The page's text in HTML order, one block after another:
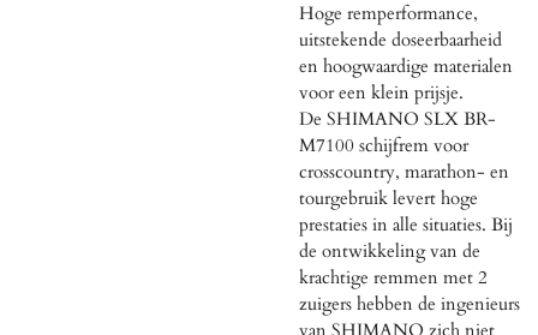
Hoge remperformance,
uitstekende doseerbaarheid
en hoogwaardige materialen
voor een klein prijsje.
De SHIMANO SLX BR-
M7100 schijfrem voor
crosscountry, marathon- en
tourgebruik levert hoge
prestaties in alle situaties. Bij
de ontwikkeling van de
krachtige remmen met 2
zuigers hebben de ingenieurs